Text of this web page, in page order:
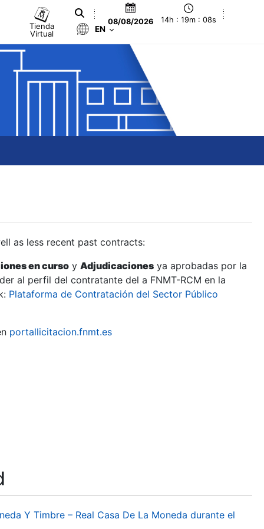
Tienda
Virtual
08/08/2026 14h : 19m : 09s
EN
as less recent past contracts:
en curso y Adjudicaciones ya aprobadas por la
al perfil del contratante del a FNMT-RCM en la
Plataforma de Contratación del Sector Público
portallicitacion.fnmt.es
Y Timbre – Real Casa De La Moneda durante el